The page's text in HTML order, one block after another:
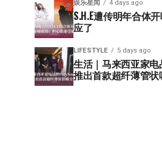
娱乐星闻 4 days ago
S.H.E遭传明年合体
应了
LIFESTYLE 5 days ago
生活｜马来西亚家电
推出首款超纤薄管状